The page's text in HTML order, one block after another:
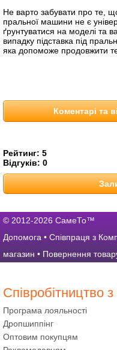
Не варто забувати про те,
пральної машини не є
ґрунтуватися на моделі та
випадку підставка під
яка допоможе продовжити
Коментарі та
Рейтинг: 5
Відгуків: 0
© 2012-2026 СамеТо™
Допомога • Співпраця з
магазин • Повернення
Співробітництво
Програма лояльності
Дропшиппінг
Оптовим покупцям